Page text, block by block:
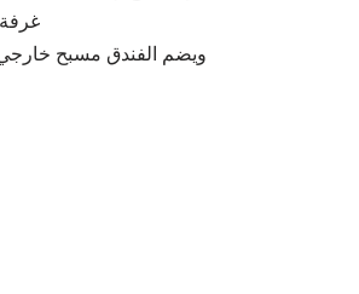
ويضم الفندق مسبح خارجي